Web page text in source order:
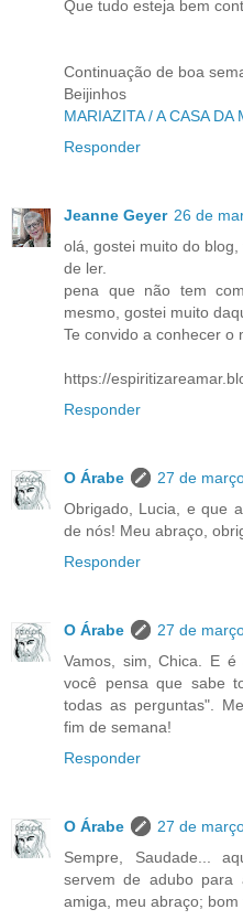
Que tudo esteja bem
Continuação de boa
Beijinhos
MARIAZITA / A CASA DA
Responder
Jeanne Geyer 26 de
olá, gostei muito do
de ler.
pena que não tem
mesmo, gostei muito
Te convido a conhecer o
https://
Responder
O Árabe
27 de
Obrigado, Lucia, e que
de nós! Meu abraço,
Responder
O Árabe
27 de
Vamos, sim, Chica. E é
você pensa que sabe
todas as perguntas".
fim de semana!
Responder
O Árabe
27 de
Sempre, Saudade...
servem de adubo para
amiga, meu abraço; bom